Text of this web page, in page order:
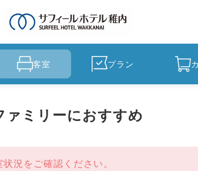
客室 プラン
ミリーにおすすめ
況をご確認ください。